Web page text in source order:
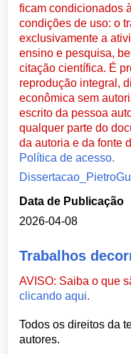
ficam condicionados
condições de uso: o
exclusivamente a
ensino e pesquisa,
citação científica. É
reprodução integral,
econômica sem
escrito da pessoa
qualquer parte do
da autoria e da fonte
Política de acesso.
Data de Publicação
2026-04-08
Trabalhos
AVISO: Saiba o que
clicando aqui.
Todos os direitos da
autores.